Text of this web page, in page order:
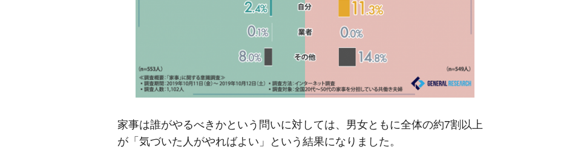
家事は誰がやるべきかという問いに対しては、男女ともに全体の約7割以上
が「気づいた人がやればよい」という結果になりました。